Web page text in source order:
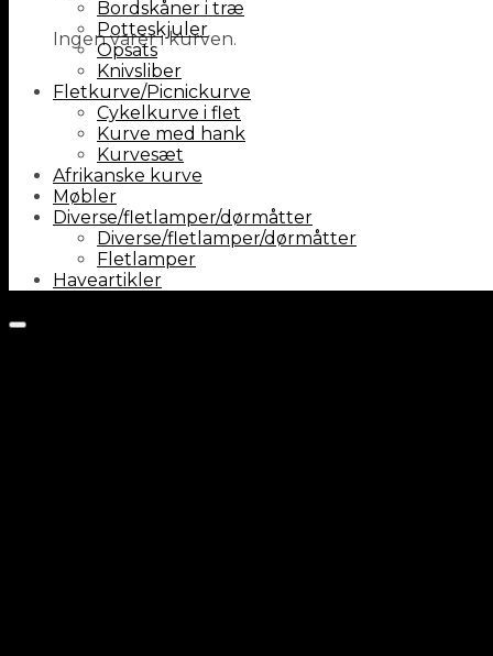
Ingen varer i kurven.
Bordskåner i træ
Potteskjuler
Opsats
Knivsliber
Fletkurve/Picnickurve
Cykelkurve i flet
Kurve med hank
Kurvesæt
Afrikanske kurve
Møbler
Diverse/fletlamper/dørmåtter
Diverse/fletlamper/dørmåtter
Fletlamper
Haveartikler